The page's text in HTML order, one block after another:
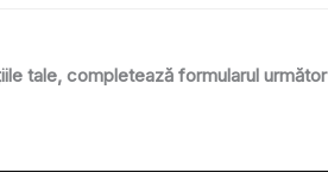
tale, completează formularul următor